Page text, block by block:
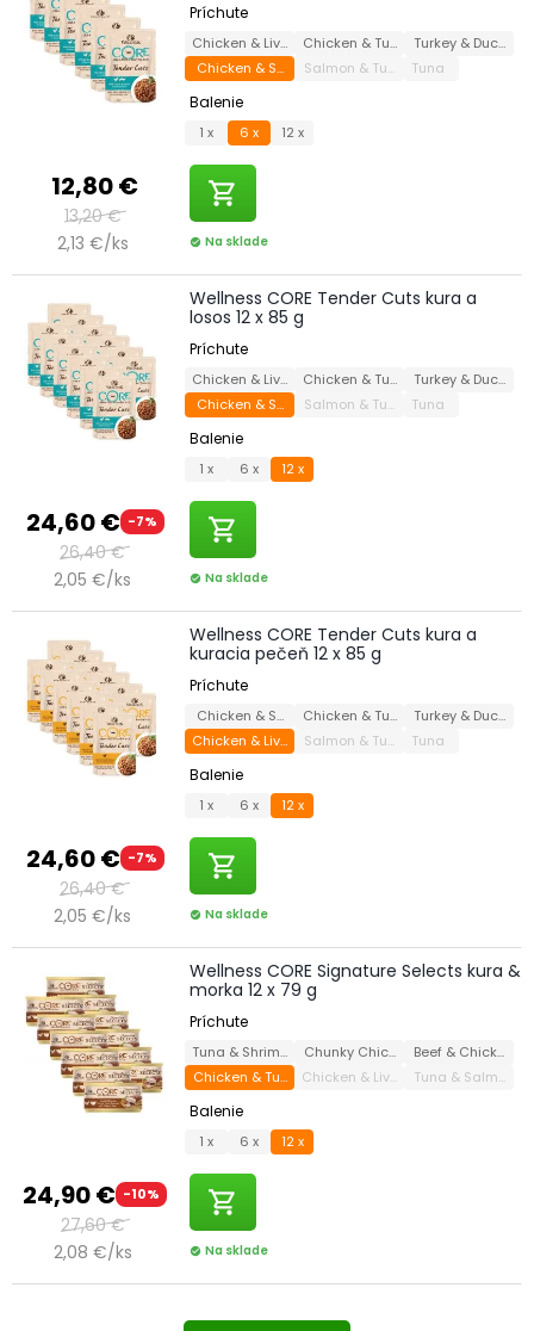
12,80 €
13,20 €
2,13 €/ks
Príchute
Chicken & Liver Chicken & TurkeyTurkey & Duck
Chicken & SalmonSalmon & Tuna Tuna
Balenie
1 x 6 x 12 x
shopping_cart
check_circle Na sklade
24,60 € -7%
26,40 €
2,05 €/ks
Wellness CORE Tender Cuts kura a
losos 12 x 85 g
Príchute
Chicken & Liver Chicken & TurkeyTurkey & Duck
Chicken & SalmonSalmon & Tuna Tuna
Balenie
1 x 6 x 12 x
shopping_cart
check_circle Na sklade
24,60 € -7%
26,40 €
2,05 €/ks
Wellness CORE Tender Cuts kura a
kuracia pečeň 12 x 85 g
Príchute
Chicken & SalmonChicken & TurkeyTurkey & Duck
Chicken & Liver
Salmon & Tuna Tuna
Balenie
1 x 6 x 12 x
shopping_cart
check_circle Na sklade
24,90 € -10%
27,60 €
2,08 €/ks
Wellness CORE Signature Selects kura &
morka 12 x 79 g
Príchute
Tuna & Shrimp Chunky Chicken & Turkey
Beef & Chicken
Chicken & TurkeyChicken & Liver Tuna & Salmon
Balenie
1 x 6 x 12 x
shopping_cart
check_circle Na sklade